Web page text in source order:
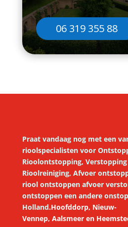
06 319 355 88
Praat vandaag nog met een
rioolspecialisten voor
Rioolontstopping,
Rioolreiniging, Afvoer
riool ontstoppen afvoer
ontstoppen een andere
Holland.Hoofddorp, Nieuw-
Vennep, Aalsmeeren